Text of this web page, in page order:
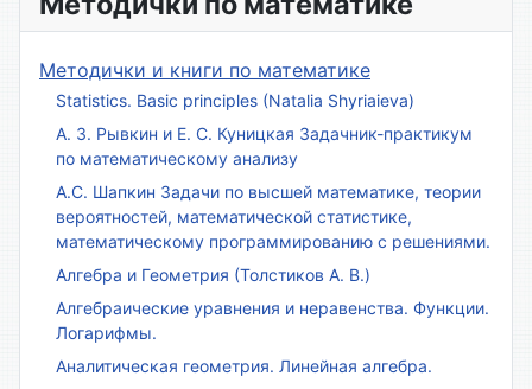
Методички и книги по математике
Statistics. Basic principles (Natalia Shyriaieva)
А. З. Рывкин и Е. С. Куницкая Задачник-практикум
по математическому анализу
А.С. Шапкин Задачи по высшей математике, теории
вероятностей, математической статистике,
математическому программированию с решениями.
Алгебра и Геометрия (Толстиков А. В.)
Алгебраические уравнения и неравенства. Функции.
Логарифмы.
Аналитическая геометрия. Линейная алгебра.